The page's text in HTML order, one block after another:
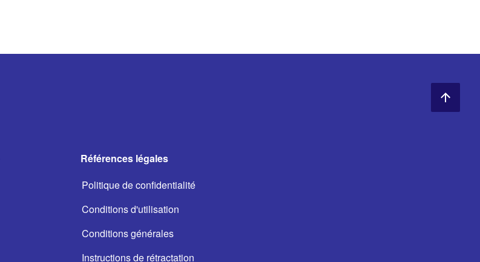
Références légales
Politique de confidentialité
Conditions d'utilisation
Conditions générales
Instructions de rétractation